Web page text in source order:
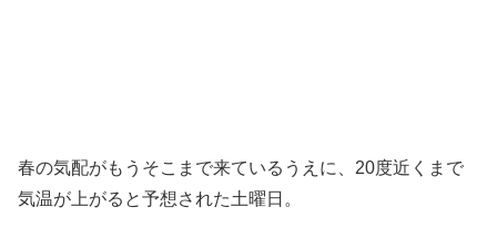
春の気配がもうそこまで来ているうえに、20度近くまで
気温が上がると予想された土曜日。